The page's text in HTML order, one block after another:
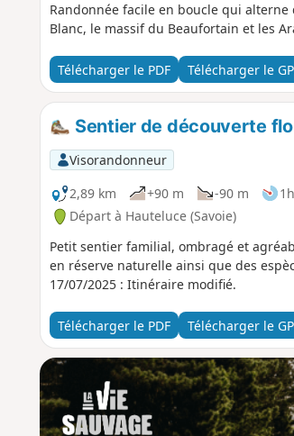
Randonnée facile en boucle qui
Blanc, le massif du Beaufortain et les
Télécharger le PDF Télécharger le
Sentier de découverte
Visorandonneur
2,89 km
+90 m -90 m
Départ à Hauteluce (Savoie)
Petit sentier familial, ombragé et
en réserve naturelle ainsi que des
17/07/2025 : Itinéraire modifié.
Télécharger le PDF Télécharger le